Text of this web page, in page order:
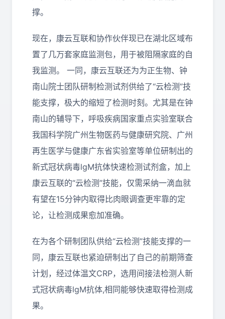
撑。
现在，康云互联和协作伙伴现已在湖北区域布
置了几万套家庭监测包，用于被阻隔家庭的自
我监测。 一同，康云互联还为为正生物、钟
南山院士团队研制检测试剂供给了“云检测”技
能支撑，极大的缩短了检测时刻。尤其是在钟
南山的辅导下，呼吸疾病国家重点实验室联合
我国科学院广州生物医药与健康研究院、广州
再生医学与健康广东省实验室等单位研制出的
新式冠状病毒lgM抗体快速检测试剂盒，加上
康云互联的“云检测”技能，仅需采纳一滴血就
有望在15分钟内取得比肉眼调查更牢靠的定
论，让检测成果愈加准确。
在为各个研制团队供给“云检测”技能支撑的一
同，康云互联也紧迫研制出了自己的前期筛查
计划，经过体温文CRP，选用间接法检测人新
式冠状病毒lgM抗体,相同能够快速取得检测成
果。